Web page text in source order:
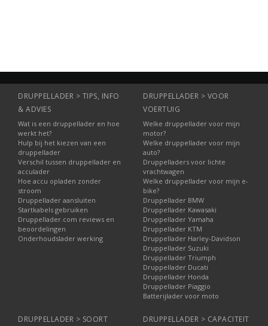
DRUPPELLADER > TIPS, INFO
& ADVIES
Wat is een druppellader en hoe
werkt het?
Hulp bij het kiezen van een
druppellader
Verschil tussen druppellader en
acculader
Hoe accu opladen zonder
stroom
Druppellader aansluiten
Startkabels gebruiken
Druppellader.com reviews en
beoordelingen
Onderhoudslader werking
DRUPPELLADER > VOOR
VOERTUIG
Welke druppellader voor mijn
motor?
Welke druppellader voor mijn
auto?
Druppelladers voor lichte
vrachtwagen
Welke druppellader voor mijn e-
bike?
Druppellader BMW
Druppellader Kawasaki
Druppellader Yamaha
Druppellader KTM
Druppellader Harley-Davidson
Druppellader Suzuki
Druppellader Triumph
Druppellader Ducati
Druppellader Honda
Druppellader Piaggio
Batterijlader voor moto
DRUPPELLADER > SOORT
DRUPPELLADER > CAPACITEIT